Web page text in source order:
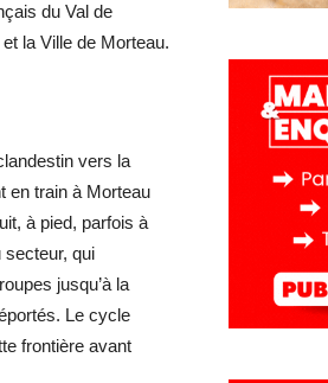
du Val de
la Ville de Morteau.
vers la
en train à Morteau
à pied, parfois à
qui
jusqu’à la
Le cycle
frontière avant